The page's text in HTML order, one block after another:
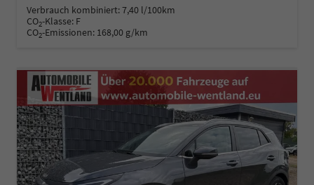
Verbrauch kombiniert:7,40 l/100km
CO2-Klasse: F
CO2-Emissionen: 168,00 g/km